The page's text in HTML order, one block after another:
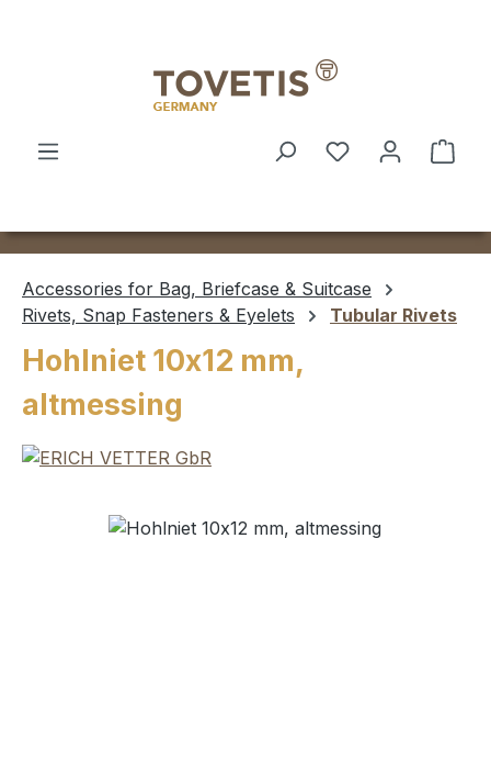
Accessories for Bag, Briefcase & Suitcase
Rivets, Snap Fasteners & Eyelets
Tubular Rivets
Hohlniet 10x12 mm,
altmessing
Skip image gallery